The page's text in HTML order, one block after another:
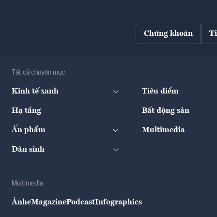
Chứng khoán
Tất cả chuyên mục
Kinh tế xanh Tiêu điểm
Hạ tầng Bất động sản
Ấn phẩm Multimedia
Dân sinh
Multimedia
ẢnheMagazinePodcastInfographics